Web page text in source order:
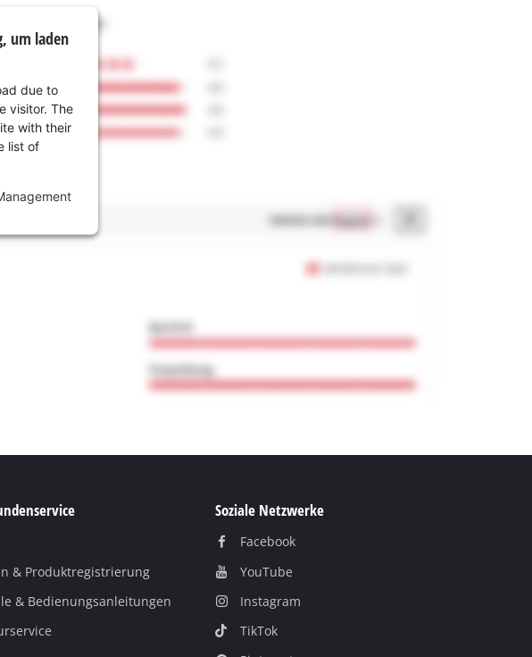
um laden
due to
visitor. The
with their
list of
& Produktregistrierung
& Bedienungsanleitungen
Soziale Netzwerke
Facebook
YouTube
Instagram
TikTok